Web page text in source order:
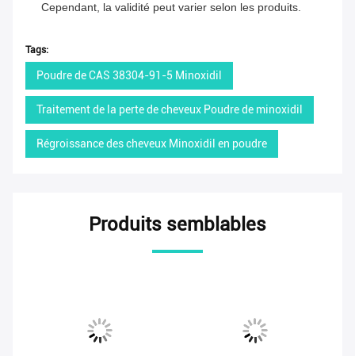
Cependant, la validité peut varier selon les produits.
Tags:
Poudre de CAS 38304-91-5 Minoxidil
Traitement de la perte de cheveux Poudre de minoxidil
Régroissance des cheveux Minoxidil en poudre
Produits semblables